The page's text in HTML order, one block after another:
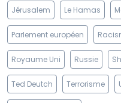
Jérusalem Le Hamas
Parlement européen
Royaume Uni Russie
Ted Deutch Terrorisme